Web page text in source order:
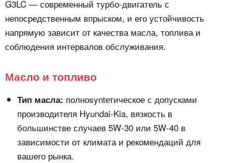
G3LC — современный турбо‑двигатель с
непосредственным впрыском, и его устойчивость
напрямую зависит от качества масла, топлива и
соблюдения интервалов обслуживания.
Масло и топливо
Тип масла: полноsyntетическое с допусками
производителя Hyundai-Kia, вязкость в
большинстве случаев 5W‑30 или 5W‑40 в
зависимости от климата и рекомендаций для
вашего рынка.